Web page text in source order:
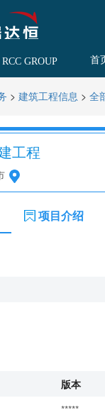
RCC GROUP 首
> 建筑工程信息 > 全
工程
项目介绍
版本
*****